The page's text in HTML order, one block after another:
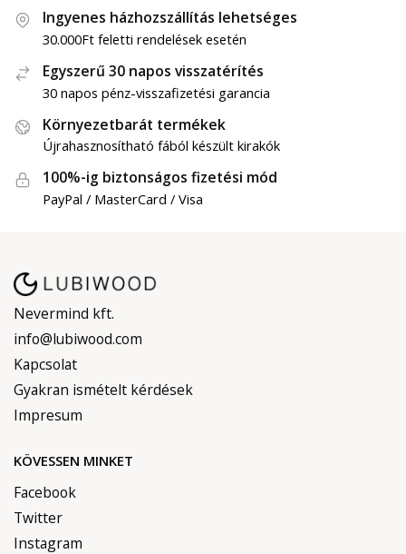
Ingyenes házhozszállítás lehetséges
30.000Ft feletti rendelések esetén
Egyszerű 30 napos visszatérítés
30 napos pénz-visszafizetési garancia
Környezetbarát termékek
Újrahasznosítható fából készült kirakók
100%-ig biztonságos fizetési mód
PayPal / MasterCard / Visa
Nevermind kft.
info@lubiwood.com
Kapcsolat
Gyakran ismételt kérdések
Impresum
KÖVESSEN MINKET
Facebook
Twitter
Instagram